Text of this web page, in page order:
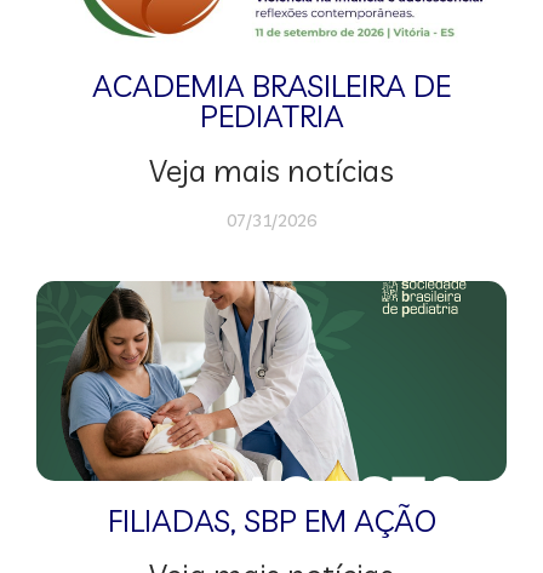
ACADEMIA BRASILEIRA DE
PEDIATRIA
Veja mais notícias
07/31/2026
FILIADAS, SBP EM AÇÃO